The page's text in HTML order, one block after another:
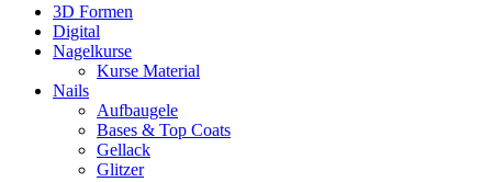
3D Formen
Digital
Nagelkurse
Kurse Material
Nails
Aufbaugele
Bases & Top Coats
Gellack
Glitzer